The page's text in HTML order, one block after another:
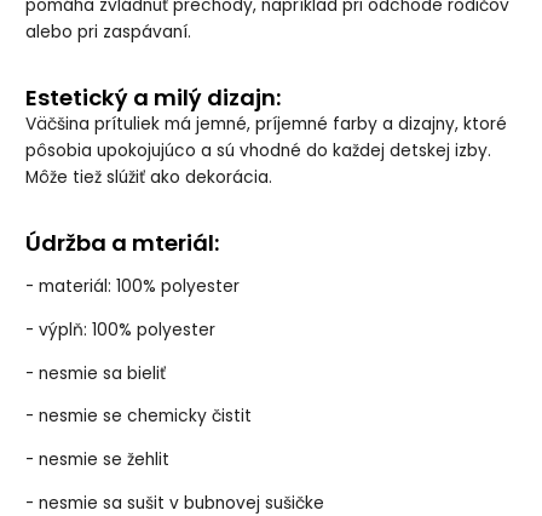
pomáha zvládnuť prechody, napríklad pri odchode rodičov
alebo pri zaspávaní.
Estetický a milý dizajn:
Väčšina prítuliek má jemné, príjemné farby a dizajny, ktoré
pôsobia upokojujúco a sú vhodné do každej detskej izby.
Môže tiež slúžiť ako dekorácia.
Údržba a mteriál:
- materiál: 100% polyester
- výplň: 100% polyester
- nesmie sa bieliť
- nesmie se chemicky čistit
- nesmie se žehlit
- nesmie sa sušit v bubnovej sušičke